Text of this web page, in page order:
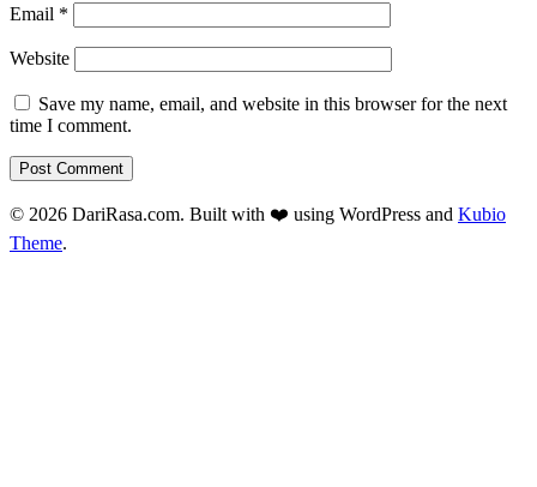
Email *
Website
Save my name, email, and website in this browser for the next
time I comment.
© 2026 DariRasa.com. Built with ❤️ using WordPress and Kubio
Theme.